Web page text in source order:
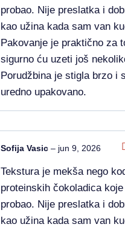
probao. Nije preslatka i
kao užina kada sam van
Pakovanje je praktično za
sigurno ću uzeti još
Porudžbina je stigla brzo i
uredno upakovano.
Sofija Vasic – jun 9, 2026
Tekstura je mekša nego
proteinskih čokoladica
probao. Nije preslatka i
kao užina kada sam van